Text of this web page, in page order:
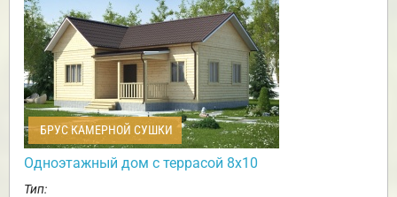
БРУС КАМЕРНОЙ СУШКИ
Одноэтажный дом с террасой 8х10
Тип: